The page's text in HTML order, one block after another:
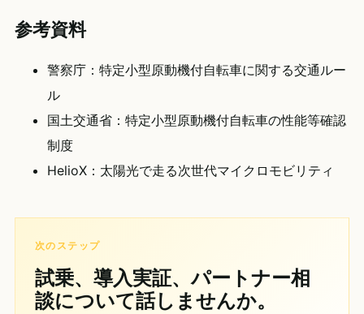
参考資料
警察庁：特定小型原動機付自転車に関する交通ルー
ル
国土交通省：特定小型原動機付自転車の性能等確認
制度
HelioX：太陽光で走る次世代マイクロモビリティ
次のステップ
試乗、導入実証、パートナー相
談について話しませんか。